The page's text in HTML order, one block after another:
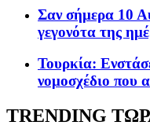
Σαν σήμερα 10
γεγονότα της
Τουρκία:
νομοσχέδιο που
TRENDING